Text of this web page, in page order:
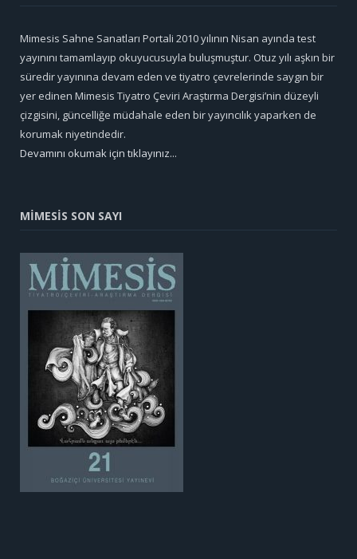
Mimesis Sahne Sanatları Portali 2010 yılının Nisan ayında test
yayınını tamamlayıp okuyucusuyla buluşmuştur. Otuz yılı aşkın bir
süredir yayınına devam eden ve tiyatro çevrelerinde saygın bir
yer edinen Mimesis Tiyatro Çeviri Araştırma Dergisi’nin düzeyli
çizgisini, güncelliğe müdahale eden bir yayıncılık yaparken de
korumak niyetindedir.
Devamını okumak için tıklayınız...
MİMESİS SON SAYI